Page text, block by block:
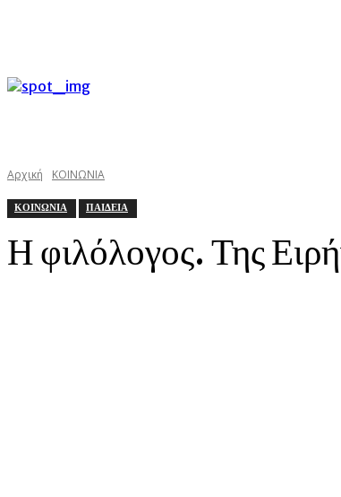
Αρχική ΚΟΙΝΩΝΙΑ
ΚΟΙΝΩΝΙΑ ΠΑΙΔΕΙΑ
Η φιλόλογος. Της